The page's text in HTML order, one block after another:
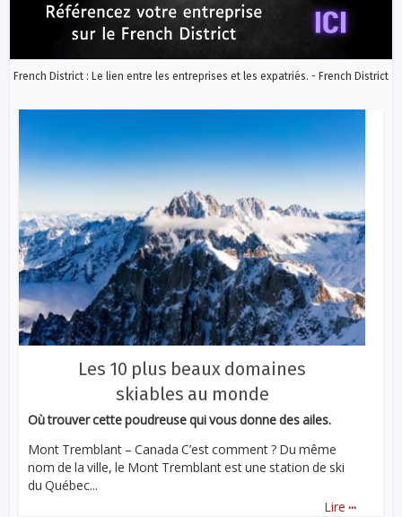
French District : Le lien entre les entreprises et les expatriés. - French District
Les 10 plus beaux domaines
skiables au monde
Où trouver cette poudreuse qui vous donne des ailes.
Mont Tremblant – Canada C’est comment ? Du même
nom de la ville, le Mont Tremblant est une station de ski
du Québec...
Lire ...